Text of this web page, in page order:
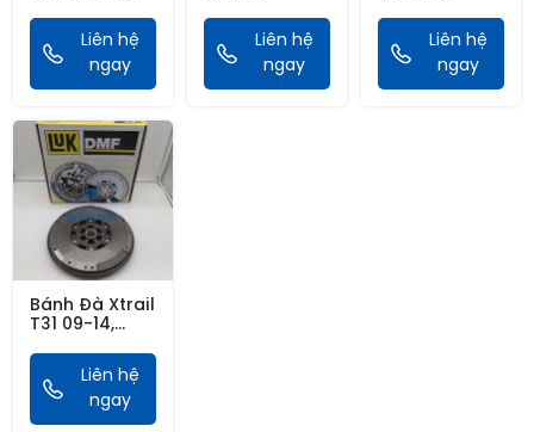
Liên hệ
ngay
Liên hệ
ngay
Liên hệ
ngay
Bánh Đà Xtrail
T31 09-14,
08-12, Rouge,
Koleos 12Liên hệ
ngay